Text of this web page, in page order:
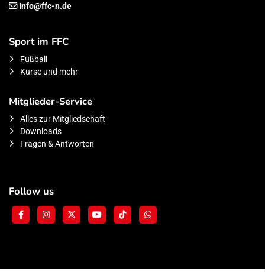
Info@ffc-n.de
Sport im FFC
Fußball
Kurse und mehr
Mitglieder-Service
Alles zur Mitgliedschaft
Downloads
Fragen & Antworten
Follow us